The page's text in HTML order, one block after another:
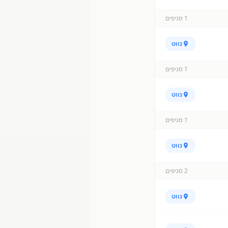
1 סניפים
נווט
1 סניפים
נווט
1 סניפים
נווט
2 סניפים
נווט